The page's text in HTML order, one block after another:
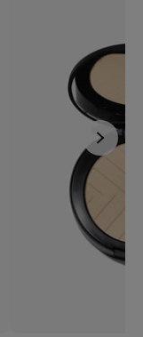
μας για να
ομοιόμορφη